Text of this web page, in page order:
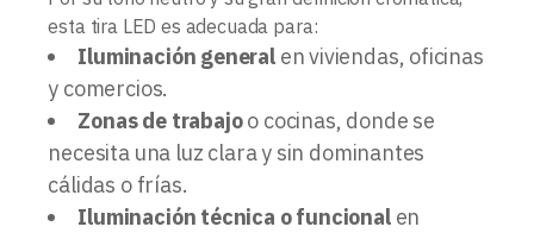
esta tira LED es adecuada para:
Iluminación generalen viviendas, oficinas
y comercios.
Zonas de trabajoo cocinas, donde se
necesita una luz clara y sin dominantes
cálidas o frías.
Iluminación técnica o funcionalen